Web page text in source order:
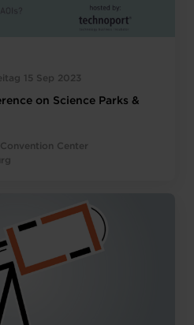
15 Sep 2023
on Science Parks &
Center